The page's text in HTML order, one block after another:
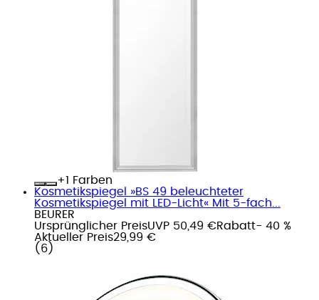
+
Farben
Kosmetikspiegel »BS 49 beleuchteter
Kosmetikspiegel mit LED-Licht« Mit 5-fach...
BEURER
Ursprünglicher PreisUVP 50,49 €Rabatt- 40 %
Aktueller Preis29,99 €
( 6 )